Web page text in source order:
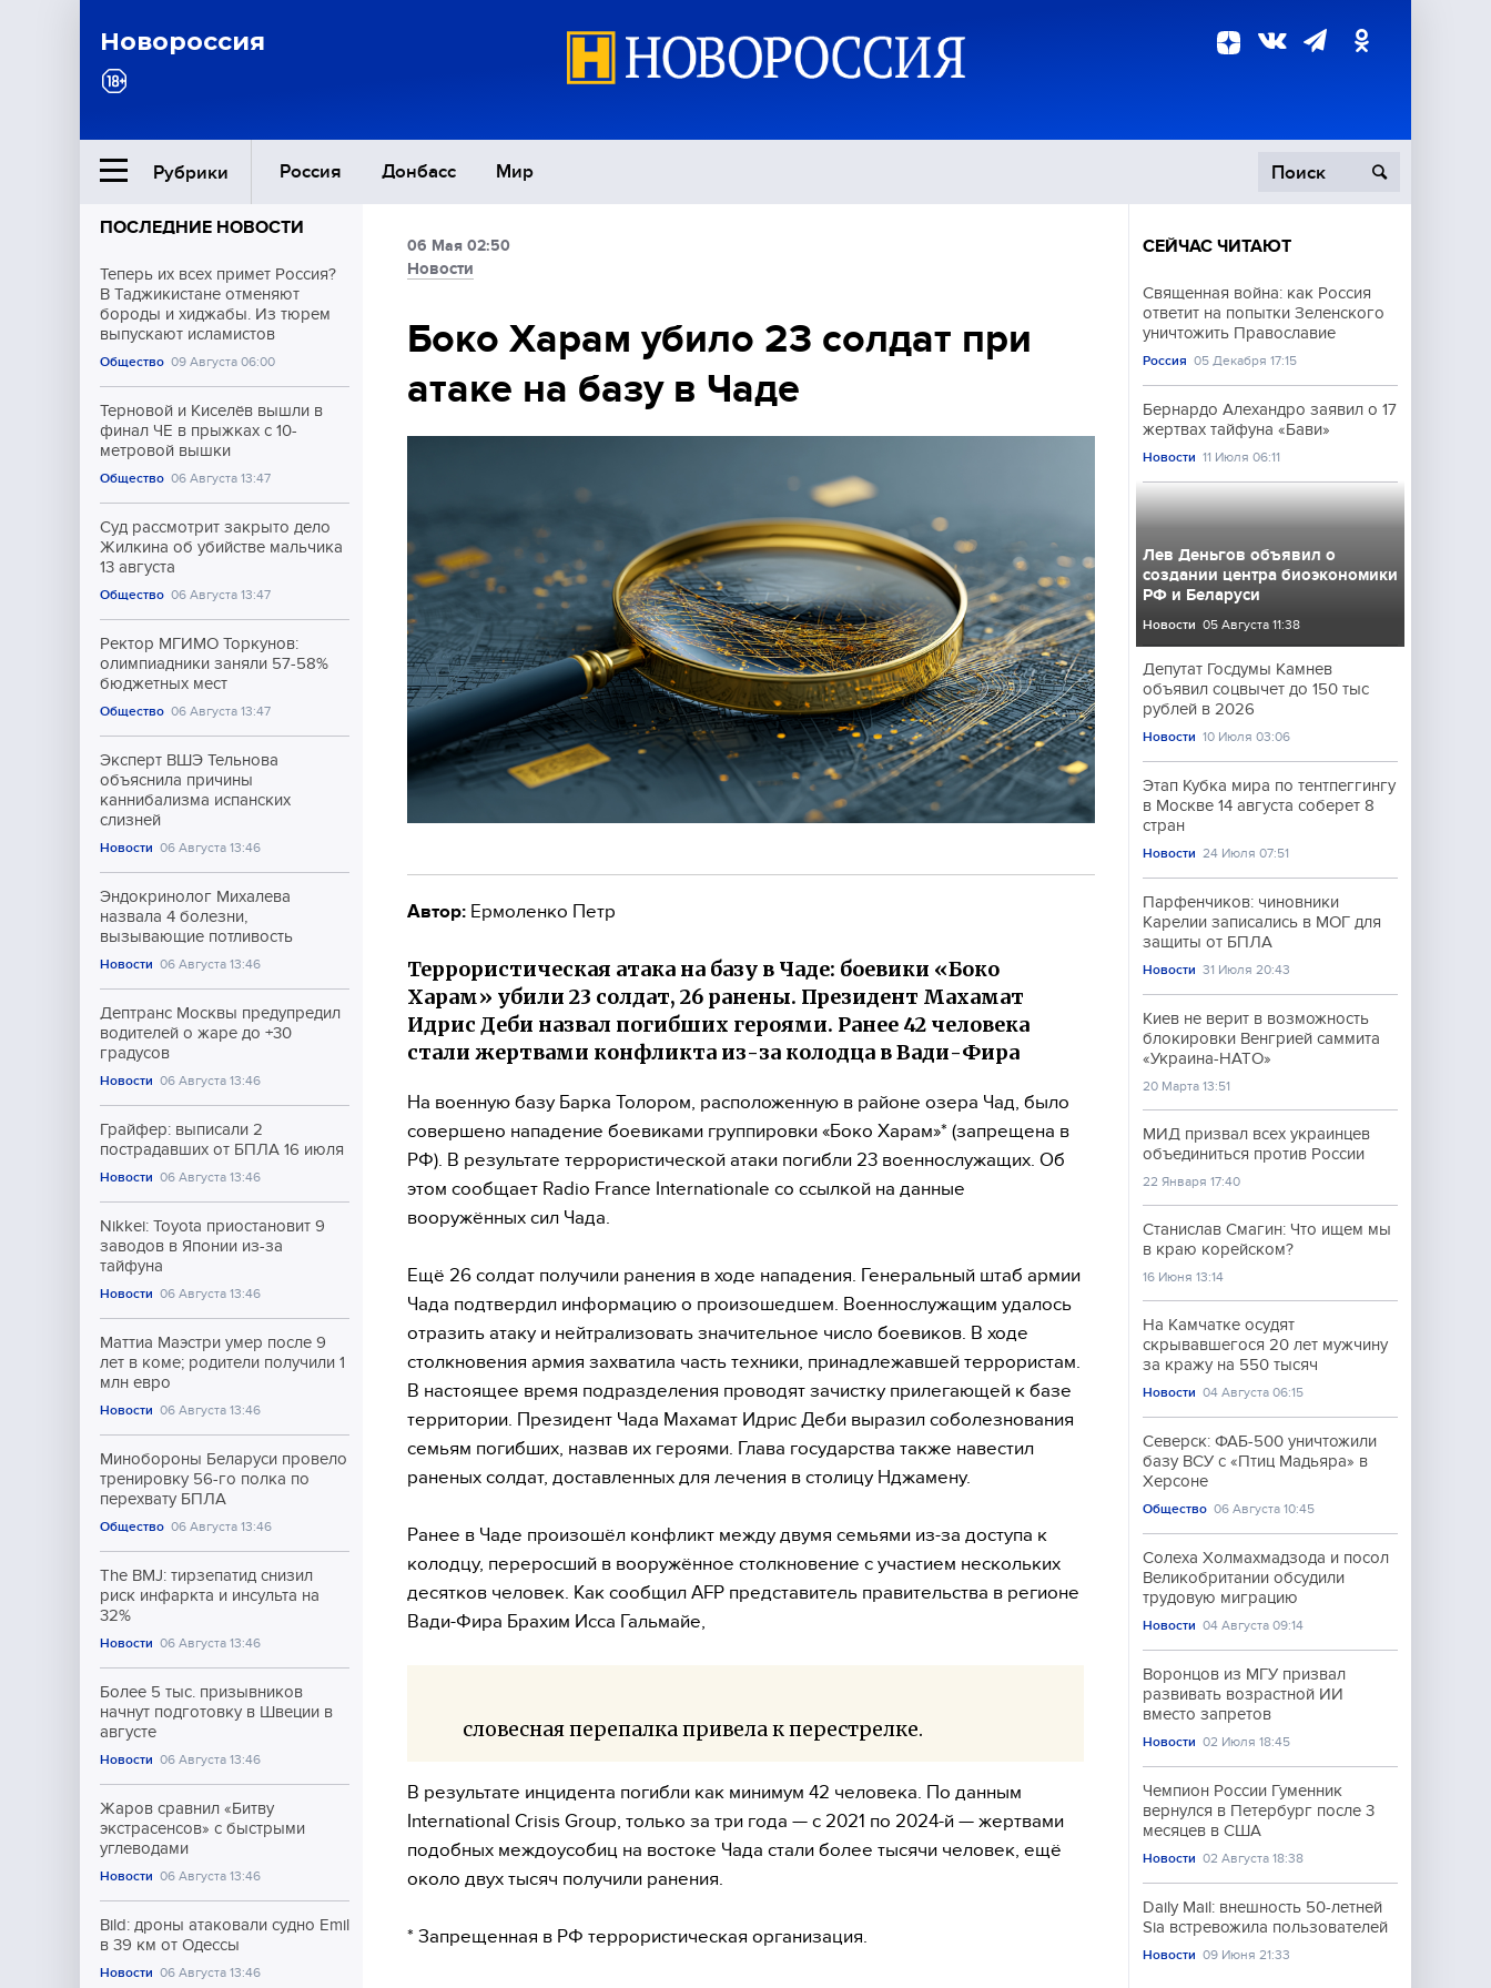
Новороссия
Рубрики Россия Донбасс Мир
Ближний Восток
Общество
Экономика
Происшествия
Культура
Спорт
ПОСЛЕДНИЕ НОВОСТИ
Теперь их всех примет Россия?
В Таджикистане отменяют
бороды и хиджабы. Из тюрем
выпускают исламистов
Общество 09 Августа 06:00
Терновой и Киселёв вышли в
финал ЧЕ в прыжках с 10-
метровой вышки
Общество 06 Августа 13:47
Суд рассмотрит закрыто дело
Жилкина об убийстве мальчика
13 августа
Общество 06 Августа 13:47
Ректор МГИМО Торкунов:
олимпиадники заняли 57-58%
бюджетных мест
Общество 06 Августа 13:47
Эксперт ВШЭ Тельнова
объяснила причины
каннибализма испанских
слизней
Новости 06 Августа 13:46
Эндокринолог Михалева
назвала 4 болезни,
вызывающие потливость
Новости 06 Августа 13:46
Дептранс Москвы предупредил
водителей о жаре до +30
градусов
Новости 06 Августа 13:46
Грайфер: выписали 2
пострадавших от БПЛА 16 июля
Новости 06 Августа 13:46
Nikkei: Toyota приостановит 9
заводов в Японии из-за
тайфуна
Новости 06 Августа 13:46
Маттиа Маэстри умер после 9
лет в коме; родители получили 1
млн евро
Новости 06 Августа 13:46
Минобороны Беларуси провело
тренировку 56-го полка по
перехвату БПЛА
Общество 06 Августа 13:46
The BMJ: тирзепатид снизил
риск инфаркта и инсульта на
32%
Новости 06 Августа 13:46
Более 5 тыс. призывников
начнут подготовку в Швеции в
августе
Новости 06 Августа 13:46
Жаров сравнил «Битву
экстрасенсов» с быстрыми
углеводами
Новости 06 Августа 13:46
Bild: дроны атаковали судно Emil
в 39 км от Одессы
Новости 06 Августа 13:46
06 Мая 02:50
Новости
Боко Харам убило 23 солдат при
атаке на базу в Чаде
Автор: Ермоленко Петр
Террористическая атака на базу в Чаде: боевики «Боко
Харам» убили 23 солдат, 26 ранены. Президент Махамат
Идрис Деби назвал погибших героями. Ранее 42 человека
стали жертвами конфликта из-за колодца в Вади-Фира
На военную базу Барка Толором, расположенную в районе озера Чад, было
совершено нападение боевиками группировки «Боко Харам»* (запрещена в
РФ). В результате террористической атаки погибли 23 военнослужащих. Об
этом сообщает Radio France Internationale со ссылкой на данные
вооружённых сил Чада.
Ещё 26 солдат получили ранения в ходе нападения. Генеральный штаб армии
Чада подтвердил информацию о произошедшем. Военнослужащим удалось
отразить атаку и нейтрализовать значительное число боевиков. В ходе
столкновения армия захватила часть техники, принадлежавшей террористам.
В настоящее время подразделения проводят зачистку прилегающей к базе
территории. Президент Чада Махамат Идрис Деби выразил соболезнования
семьям погибших, назвав их героями. Глава государства также навестил
раненых солдат, доставленных для лечения в столицу Нджамену.
Ранее в Чаде произошёл конфликт между двумя семьями из-за доступа к
колодцу, переросший в вооружённое столкновение с участием нескольких
десятков человек. Как сообщил AFP представитель правительства в регионе
Вади-Фира Брахим Исса Гальмайе,
словесная перепалка привела к перестрелке.
В результате инцидента погибли как минимум 42 человека. По данным
International Crisis Group, только за три года — с 2021 по 2024-й — жертвами
подобных междоусобиц на востоке Чада стали более тысячи человек, ещё
около двух тысяч получили ранения.
* Запрещенная в РФ террористическая организация.
СЕЙЧАС ЧИТАЮТ
Священная война: как Россия
ответит на попытки Зеленского
уничтожить Православие
Россия 05 Декабря 17:15
Бернардо Алехандро заявил о 17
жертвах тайфуна «Бави»
Новости 11 Июля 06:11
Лев Деньгов объявил о
создании центра биоэкономики
РФ и Беларуси
Новости 05 Августа 11:38
Депутат Госдумы Камнев
объявил соцвычет до 150 тыс
рублей в 2026
Новости 10 Июля 03:06
Этап Кубка мира по тентпеггингу
в Москве 14 августа соберет 8
стран
Новости 24 Июля 07:51
Парфенчиков: чиновники
Карелии записались в МОГ для
защиты от БПЛА
Новости 31 Июля 20:43
Киев не верит в возможность
блокировки Венгрией саммита
«Украина-НАТО»
20 Марта 13:51
МИД призвал всех украинцев
объединиться против России
22 Января 17:40
Станислав Смагин: Что ищем мы
в краю корейском?
16 Июня 13:14
На Камчатке осудят
скрывавшегося 20 лет мужчину
за кражу на 550 тысяч
Новости 04 Августа 06:15
Северск: ФАБ-500 уничтожили
базу ВСУ с «Птиц Мадьяра» в
Херсоне
Общество 06 Августа 10:45
Солеха Холмахмадзода и посол
Великобритании обсудили
трудовую миграцию
Новости 04 Августа 09:14
Воронцов из МГУ призвал
развивать возрастной ИИ
вместо запретов
Новости 02 Июля 18:45
Чемпион России Гуменник
вернулся в Петербург после 3
месяцев в США
Новости 02 Августа 18:38
Daily Mail: внешность 50-летней
Sia встревожила пользователей
Новости 09 Июня 21:33